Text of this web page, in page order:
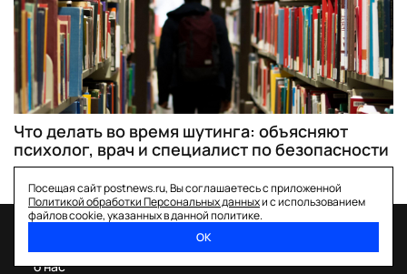
Что делать во время шутинга: объясняют
психолог, врач и специалист по безопасности
Посещая сайт postnews.ru, Вы соглашаетесь с приложенной
Политикой обработки Персональных данныхи с использованием
файлов cookie, указанных в данной политике.
ОК
о нас